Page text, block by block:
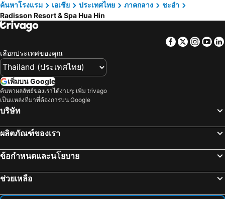
ค้นหาโรงแรม
เอเชีย ประเทศไทย ภาคกลาง
ชะอำ
Radisson Resort & Spa Hua Hin
Facebook
Twitter
เลือกประเทศของคุณ
เพิ่มบน Google
ค้นหาผลลัพธ์ของเราได้ง่ายๆ: เพิ่ม trivago
เป็นแหล่งที่มาที่ต้องการบน Google
บริษัท
ผลิตภัณฑ์ของเรา
ข้อกำหนดและนโยบาย
ช่วยเหลือ